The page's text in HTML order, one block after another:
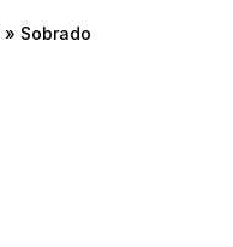
» Sobrado